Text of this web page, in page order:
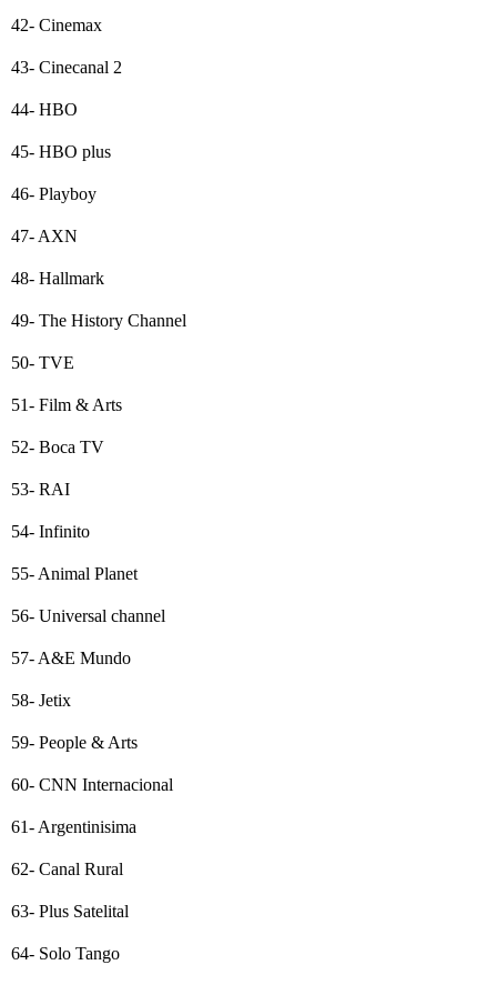
42- Cinemax
43- Cinecanal 2
44- HBO
45- HBO plus
46- Playboy
47- AXN
48- Hallmark
49- The History Channel
50- TVE
51- Film & Arts
52- Boca TV
53- RAI
54- Infinito
55- Animal Planet
56- Universal channel
57- A&E Mundo
58- Jetix
59- People & Arts
60- CNN Internacional
61- Argentinisima
62- Canal Rural
63- Plus Satelital
64- Solo Tango